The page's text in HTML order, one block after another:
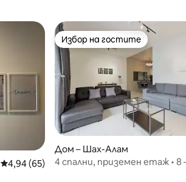
Средна оценка: 4,94 от 5, 65 отзива
4,94 (65)
Избор на гостите
Избор на гостите
Дом – Шах-Алам
4 спални, приземен етаж • 8